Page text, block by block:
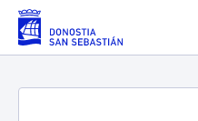
Eduki nagusira joan